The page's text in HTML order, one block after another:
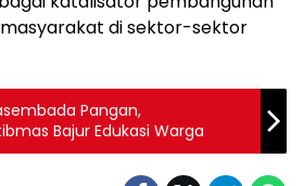
di sektor-sektor
Pangan,
Bajur Edukasi Warga